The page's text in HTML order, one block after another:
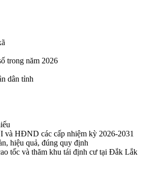
trong năm 2026
dân tỉnh
và HĐND các cấp nhiệm kỳ 2026-2031
hiệu quả, đúng quy định
tốc và thăm khu tái định cư tại Đắk Lắk